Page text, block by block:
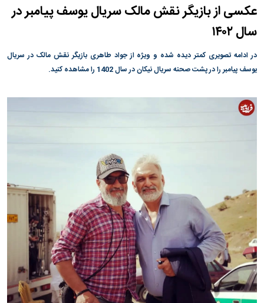
عکسی از بازیگر نقش مالک سریال یوسف پیامبر در
سال ۱۴۰۲
در ادامه تصویری کمتر دیده شده و ویژه از جواد طاهری بازیگر نقش مالک در سریال
یوسف پیامبر را در پشت صحنه سریال نیکان در سال 1402 را مشاهده کنید.